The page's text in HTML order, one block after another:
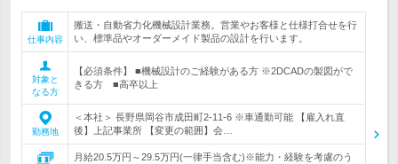
仕事内容
搬送・自動省力化機械設計業務。営業やお客様と仕様打合せを行
い、標準品やオーダーメイド製品の設計を行います。
対象と
なる方
【必須条件】 ■機械設計のご経験がある方 ※2DCADの製図がで
きる方 ■高卒以上
勤務地
＜本社＞ 長野県岡谷市成田町2-11-6 ※車通勤可能 【雇入れ直
後】上記事業所 【変更の範囲】会…
月給20.5万円～29.5万円(一律手当含む)※能力・経験を考慮のう